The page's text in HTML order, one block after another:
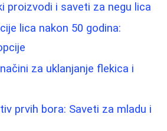
proizvodi i saveti za negu lica
lica nakon 50 godina:
za uklanjanje flekica i
prvih bora: Saveti za mladu i